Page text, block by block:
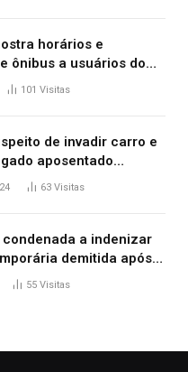
horários e
ônibus a usuários do
de Palmas; confira
101 Visitas
de invadir carro e
aposentado
no trânsito
63 Visitas
a indenizar
demitida após
filha
55 Visitas